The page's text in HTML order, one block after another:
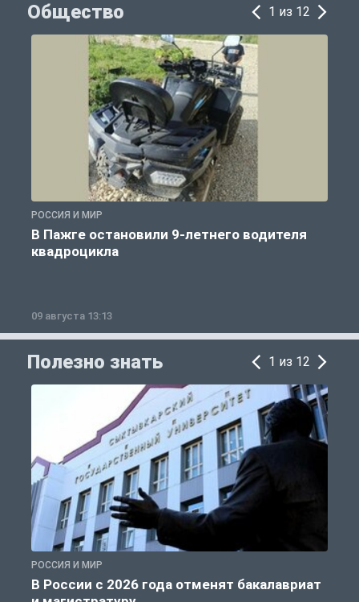
Общество 1 из 12
РОССИЯ И МИР
В Пажге остановили 9-летнего водителя
квадроцикла
09 августа 13:13
Полезно знать 1 из 12
РОССИЯ И МИР
В России с 2026 года отменят бакалавриат